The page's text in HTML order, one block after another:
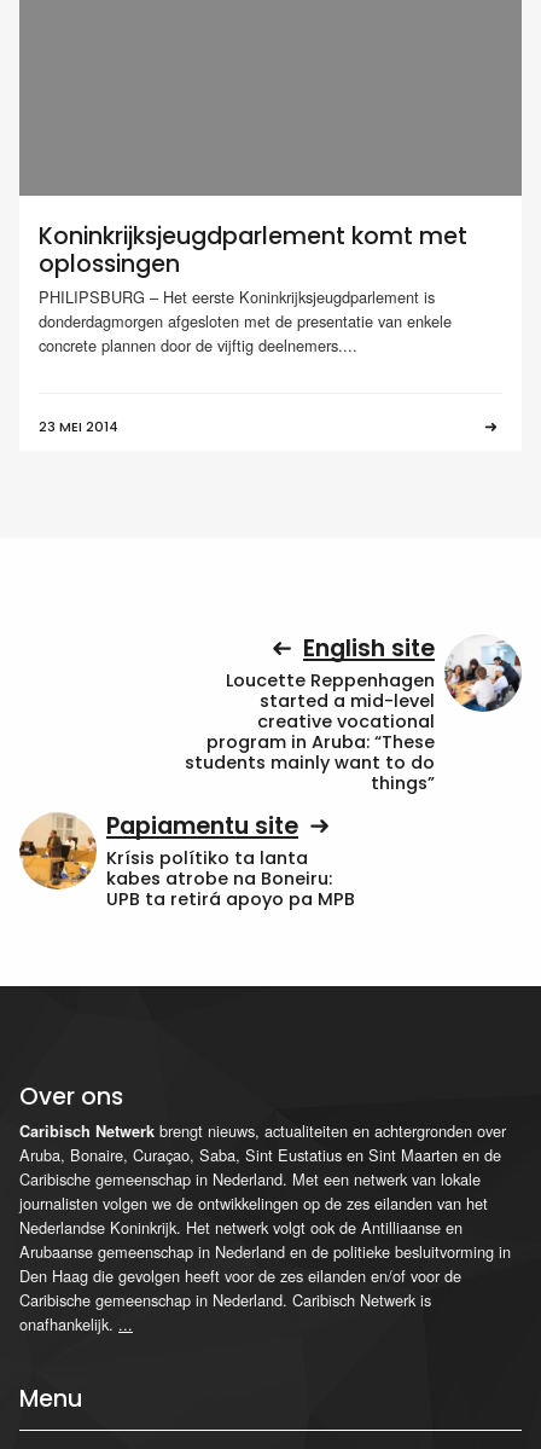
Koninkrijksjeugdparlement komt met
oplossingen
PHILIPSBURG – Het eerste Koninkrijksjeugdparlement is
donderdagmorgen afgesloten met de presentatie van enkele
concrete plannen door de vijftig deelnemers....
23 MEI 2014
English site
Loucette Reppenhagen
started a mid-level
creative vocational
program in Aruba: “These
students mainly want to do
things”
Papiamentu site
Krísis polítiko ta lanta
kabes atrobe na Boneiru:
UPB ta retirá apoyo pa MPB
Over ons
Caribisch Netwerk brengt nieuws, actualiteiten en achtergronden over
Aruba, Bonaire, Curaçao, Saba, Sint Eustatius en Sint Maarten en de
Caribische gemeenschap in Nederland. Met een netwerk van lokale
journalisten volgen we de ontwikkelingen op de zes eilanden van het
Nederlandse Koninkrijk. Het netwerk volgt ook de Antilliaanse en
Arubaanse gemeenschap in Nederland en de politieke besluitvorming in
Den Haag die gevolgen heeft voor de zes eilanden en/of voor de
Caribische gemeenschap in Nederland. Caribisch Netwerk is
onafhankelijk. ...
Menu